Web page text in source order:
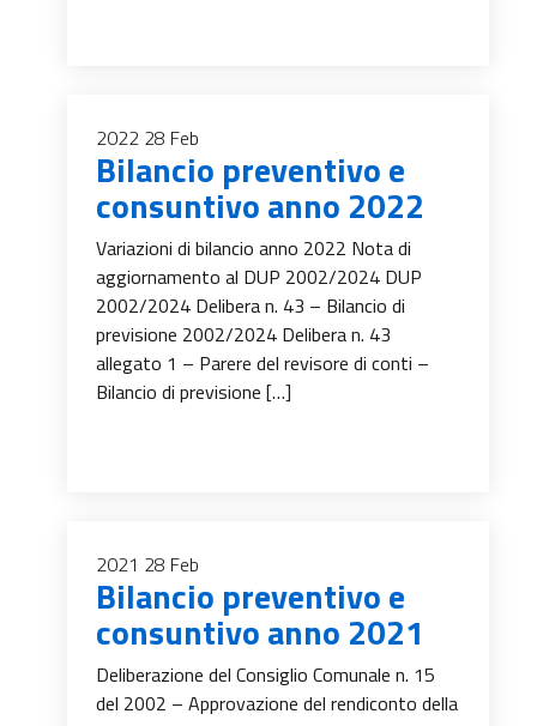
2022 28 Feb
Bilancio preventivo e
consuntivo anno 2022
Variazioni di bilancio anno 2022 Nota di
aggiornamento al DUP 2002/2024 DUP
2002/2024 Delibera n. 43 – Bilancio di
previsione 2002/2024 Delibera n. 43
allegato 1 – Parere del revisore di conti –
Bilancio di previsione […]
2021 28 Feb
Bilancio preventivo e
consuntivo anno 2021
Deliberazione del Consiglio Comunale n. 15
del 2002 – Approvazione del rendiconto della